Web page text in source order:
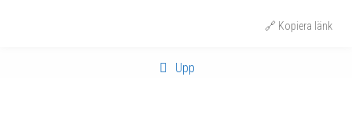
🔗 Kopiera länk
Upp